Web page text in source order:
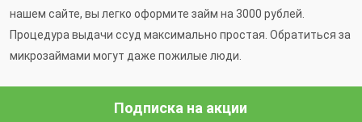
нашем сайте, вы легко оформите займ на 3000 рублей.
Процедура выдачи ссуд максимально простая. Обратиться за
микрозаймами могут даже пожилые люди.
Подписка на акции